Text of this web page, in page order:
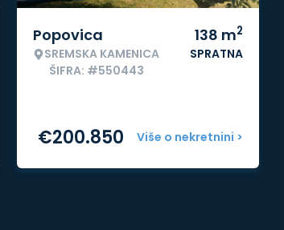
Popovica
SREMSKA KAMENICA
ŠIFRA: #550443
138 m2
SPRATNA
Više o nekretnini >
€200.850